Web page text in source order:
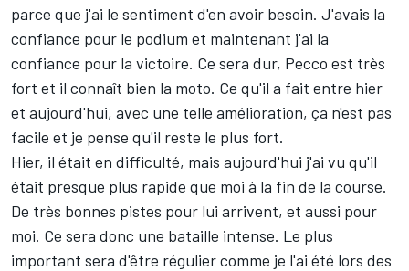
parce que j'ai le sentiment d'en avoir besoin. J'avais la
confiance pour le podium et maintenant j'ai la
confiance pour la victoire. Ce sera dur, Pecco est très
fort et il connaît bien la moto. Ce qu'il a fait entre hier
et aujourd'hui, avec une telle amélioration, ça n'est pas
facile et je pense qu'il reste le plus fort.
Hier, il était en difficulté, mais aujourd'hui j'ai vu qu'il
était presque plus rapide que moi à la fin de la course.
De très bonnes pistes pour lui arrivent, et aussi pour
moi. Ce sera donc une bataille intense. Le plus
important sera d'être régulier comme je l'ai été lors des